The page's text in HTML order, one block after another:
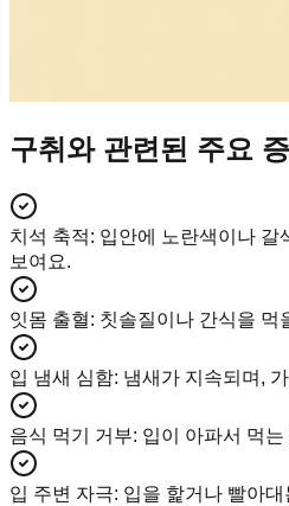
구취와 관련된 주요
치석 축적: 입안에 노란색이나 갈
보여요.
잇몸 출혈: 칫솔질이나 간식을 먹
입 냄새 심함: 냄새가 지속되며,
음식 먹기 거부: 입이 아파서 먹
입 주변 자극: 입을 핥거나 빨아